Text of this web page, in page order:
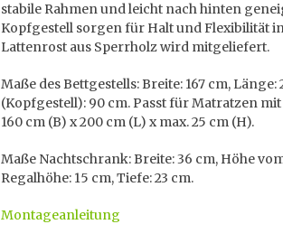
stabile Rahmen und leicht nach hinten
Kopfgestell sorgen für Halt und Flexibilität
Lattenrost aus Sperrholz wird mitgeliefert.
Maße des Bettgestells: Breite: 167 cm, Länge:
(Kopfgestell): 90 cm. Passt für Matratzen
160 cm (B) x 200 cm (L) x max. 25 cm (H).
Maße Nachtschrank: Breite: 36 cm, Höhe
Regalhöhe: 15 cm, Tiefe: 23 cm.
Montageanleitung